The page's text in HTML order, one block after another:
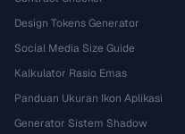
Design Tokens Generator
Social Media Size Guide
Kalkulator Rasio Emas
Panduan Ukuran Ikon Aplikasi
Generator Sistem Shadow